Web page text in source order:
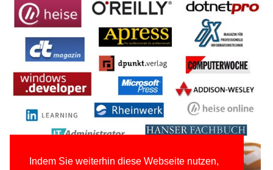
Indem Sie weiterhin diese Webseite nutzen,